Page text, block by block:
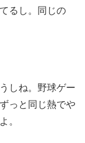
るし。同じの
しね。野球ゲー
っと同じ熱でや
。